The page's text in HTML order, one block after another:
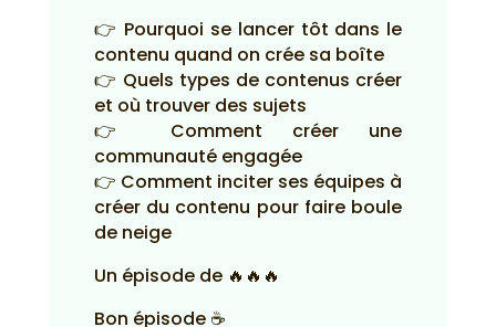
👉 Pourquoi se lancer tôt dans le
contenu quand on crée sa boîte
👉 Quels types de contenus créer
et où trouver des sujets
👉 Comment créer une
communauté engagée
👉 Comment inciter ses équipes à
créer du contenu pour faire boule
de neige
Un épisode de 🔥🔥🔥
Bon épisode ☕